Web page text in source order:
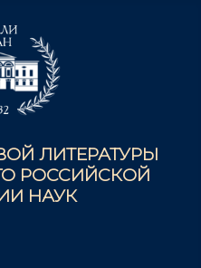
ЛИТЕРАТУРЫ
РОССИЙСКОЙ
НАУК